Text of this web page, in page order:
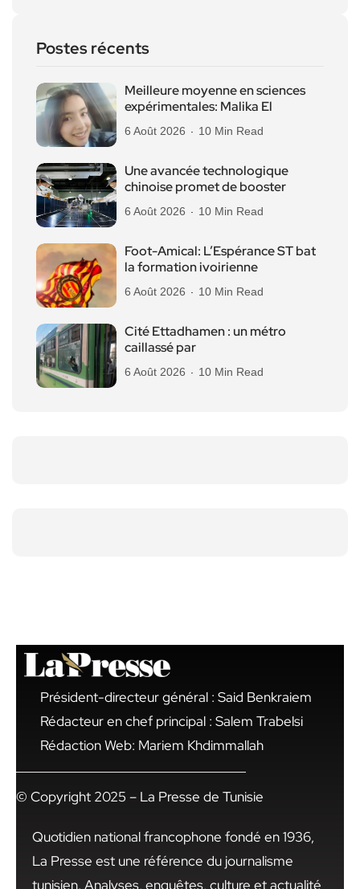
Postes récents
Meilleure moyenne en sciences
expérimentales: Malika El
6 Août 2026 10 Min Read
Une avancée technologique
chinoise promet de booster
6 Août 2026 10 Min Read
Foot-Amical: L’Espérance ST bat
la formation ivoirienne
6 Août 2026 10 Min Read
Cité Ettadhamen : un métro
caillassé par
6 Août 2026 10 Min Read
Président-directeur général : Said Benkraiem
Rédacteur en chef principal : Salem Trabelsi
Rédaction Web: Mariem Khdimmallah
© Copyright 2025 – La Presse de Tunisie
Quotidien national francophone fondé en 1936,
La Presse est une référence du journalisme
tunisien. Analyses, enquêtes, culture et actualité